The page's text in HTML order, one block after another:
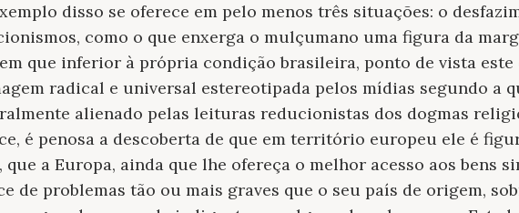
disso se oferece em pelo menos três situações: o
como o que enxerga o mulçumano uma figura da
que inferior à própria condição brasileira, ponto de vista este
radical e universal estereotipada pelos mídias segundo a
alienado pelas leituras reducionistas dos dogmas
é penosa a descoberta de que em território europeu ele é
que a Europa, ainda que lhe ofereça o melhor acesso aos bens
de problemas tão ou mais graves que o seu país de origem,